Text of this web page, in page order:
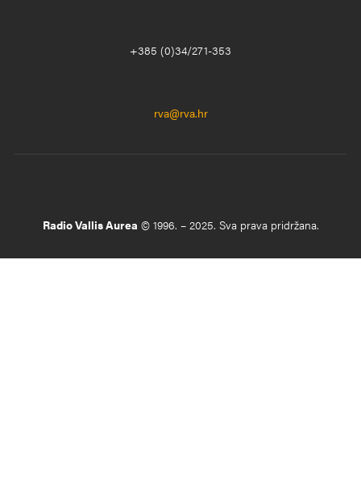
+385 (0)34/271-353
rva@rva.hr
Radio Vallis Aurea © 1996. – 2025. Sva prava pridržana.